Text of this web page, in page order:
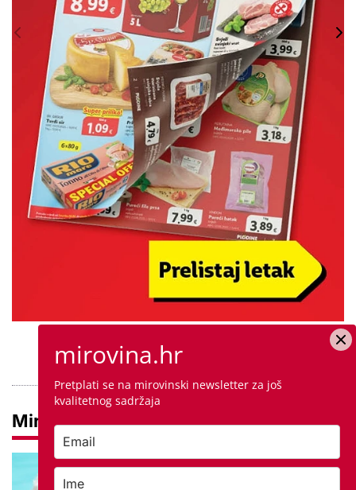
PROVJERITE PONUDU
Mirovine
mirovina.hr
Pretplati se na mirovinski newsletter za još
kvalitetnog sadržaja